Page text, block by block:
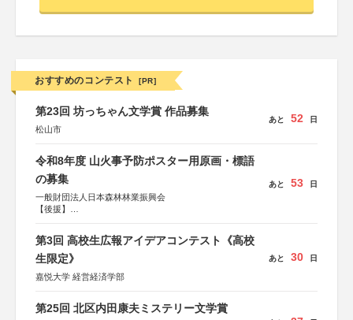
おすすめのコンテスト [PR]
第23回 坊っちゃん文学賞 作品募集
松山市
あと 52 日
令和8年度 山火事予防ポスター用原画・標語
の募集
一般財団法人日本森林林業振興会
【後援】
会、森林火災対策協会
あと 53 日
第3回 高校生広報アイデアコンテスト《高校
生限定》
嘉悦大学 経営経済学部
あと 30 日
第25回 北区内田康夫ミステリー文学賞